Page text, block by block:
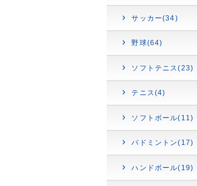
サッカー(34)
野球(64)
ソフトテニス(23)
テニス(4)
ソフトボール(11)
バドミントン(17)
ハンドボール(19)